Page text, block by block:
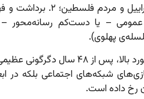
حکومت اسراییل و مردم
عمومی – یا دست‌کم رسانه‌محور –
پهلوی).
در هر سه مورد بالا، پس از ۴۸
شبکه‌های اجتماعی بلکه در
رخ داده است.